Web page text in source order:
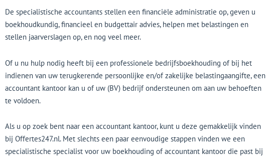
De specialistische accountants stellen een financiële administratie op, geven u
boekhoudkundig, financieel en budgettair advies, helpen met belastingen en
stellen jaarverslagen op, en nog veel meer.
Of u nu hulp nodig heeft bij een professionele bedrijfsboekhouding of bij het
indienen van uw terugkerende persoonlijke en/of zakelijke belastingaangifte, een
accountant kantoor kan u of uw (BV) bedrijf ondersteunen om aan uw behoeften
te voldoen.
Als u op zoek bent naar een accountant kantoor, kunt u deze gemakkelijk vinden
bij Offertes247.nl. Met slechts een paar eenvoudige stappen vinden we een
specialistische specialist voor uw boekhouding of accountant kantoor die past bij